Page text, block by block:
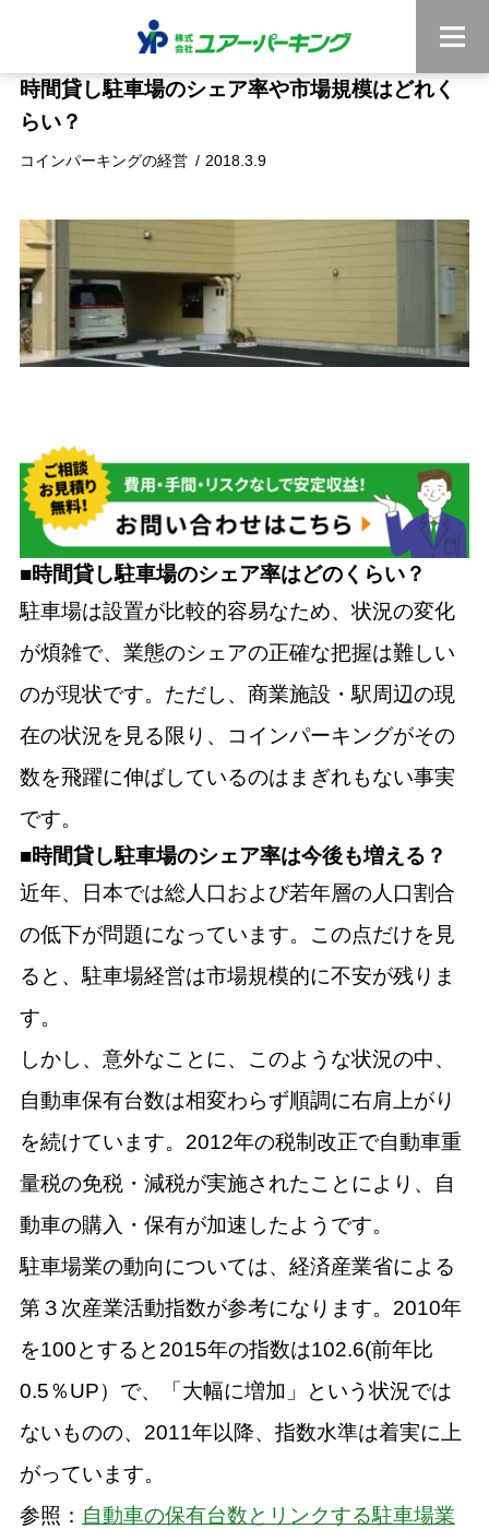
コインパーキングの経営 2018.3.9
時間貸し駐車場のシェア率や市場規模はどれく
らい？
■時間貸し駐車場のシェア率はどのくらい？
駐車場は設置が比較的容易なため、状況の変化
が煩雑で、業態のシェアの正確な把握は難しい
のが現状です。ただし、商業施設・駅周辺の現
在の状況を見る限り、コインパーキングがその
数を飛躍に伸ばしているのはまぎれもない事実
です。
■時間貸し駐車場のシェア率は今後も増える？
近年、日本では総人口および若年層の人口割合
の低下が問題になっています。この点だけを見
ると、駐車場経営は市場規模的に不安が残りま
す。
しかし、意外なことに、このような状況の中、
自動車保有台数は相変わらず順調に右肩上がり
を続けています。2012年の税制改正で自動車重
量税の免税・減税が実施されたことにより、自
動車の購入・保有が加速したようです。
駐車場業の動向については、経済産業省による
第３次産業活動指数が参考になります。2010年
を100とすると2015年の指数は102.6(前年比
0.5％UP）で、「大幅に増加」という状況では
ないものの、2011年以降、指数水準は着実に上
がっています。
参照： 自動車の保有台数とリンクする駐車場業